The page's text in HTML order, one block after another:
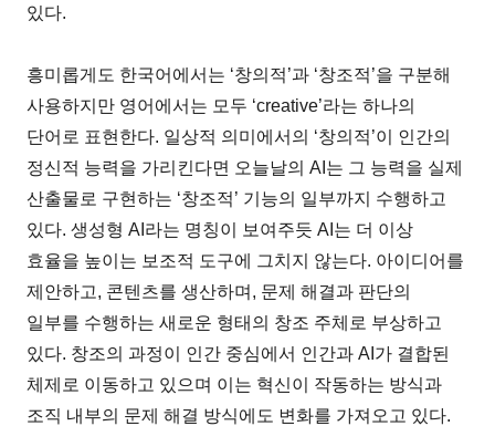
있다.
흥미롭게도 한국어에서는 ‘창의적’과 ‘창조적’을 구분해
사용하지만 영어에서는 모두 ‘creative’라는 하나의
단어로 표현한다. 일상적 의미에서의 ‘창의적’이 인간의
정신적 능력을 가리킨다면 오늘날의 AI는 그 능력을 실제
산출물로 구현하는 ‘창조적’ 기능의 일부까지 수행하고
있다. 생성형 AI라는 명칭이 보여주듯 AI는 더 이상
효율을 높이는 보조적 도구에 그치지 않는다. 아이디어를
제안하고, 콘텐츠를 생산하며, 문제 해결과 판단의
일부를 수행하는 새로운 형태의 창조 주체로 부상하고
있다. 창조의 과정이 인간 중심에서 인간과 AI가 결합된
체제로 이동하고 있으며 이는 혁신이 작동하는 방식과
조직 내부의 문제 해결 방식에도 변화를 가져오고 있다.